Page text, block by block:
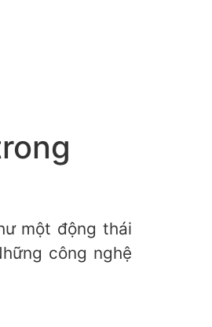
một động thái
công nghệ